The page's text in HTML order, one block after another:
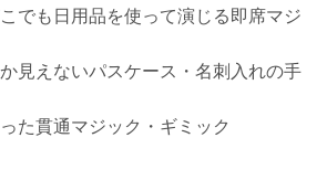
でも日用品を使って演じる即席マジ
見えないパスケース・名刺入れの手
た貫通マジック・ギミック